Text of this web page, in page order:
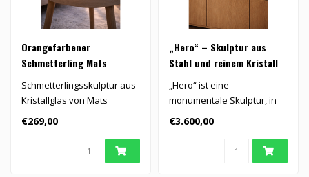
Orangefarbener
Schmetterling Mats
Jonasson
Schmetterlingsskulptur aus
Kristallglas von Mats
Jonasson, handgefertigt
und von..
€269,00
„Hero“ – Skulptur aus
Stahl und reinem Kristall
„Hero“ ist eine
monumentale Skulptur, in
der Stahl, reines Kristall und
€3.600,00